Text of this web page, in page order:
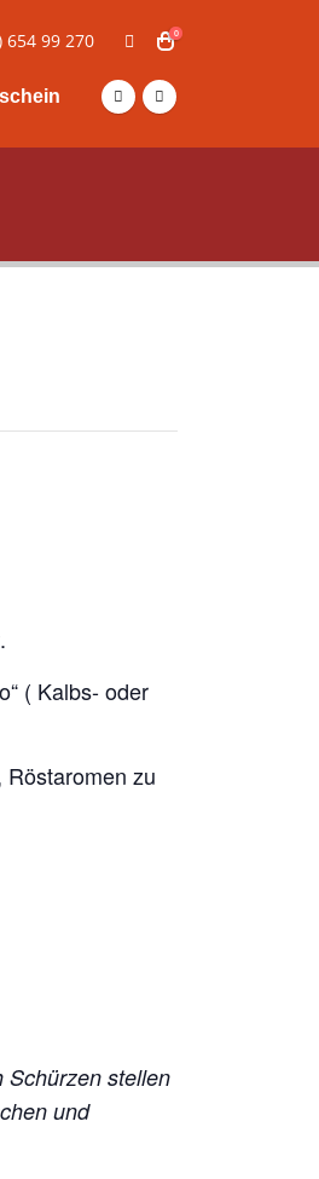
654 99 270 0
( Kalbs- oder
zu
Schürzen stellen
und